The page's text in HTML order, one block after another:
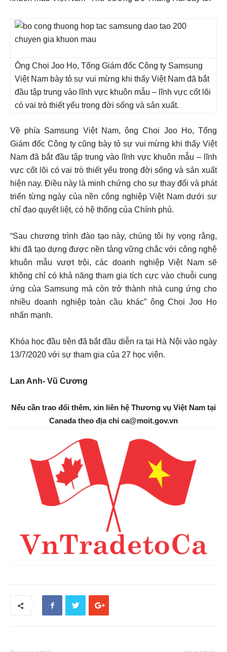
Ông Choi Joo Ho, Tổng Giám đốc Công ty Samsung
Việt Nam bày tỏ sự vui mừng khi thấy Việt Nam đã bắt
đầu tập trung vào lĩnh vực khuôn mẫu – lĩnh vực cốt lõi
có vai trò thiết yếu trong đời sống và sản xuất.
Về phía Samsung Việt Nam, ông Choi Joo Ho, Tổng
Giám đốc Công ty cũng bày tỏ sự vui mừng khi thấy Việt
Nam đã bắt đầu tập trung vào lĩnh vực khuôn mẫu – lĩnh
vực cốt lõi có vai trò thiết yếu trong đời sống và sản xuất
hiện nay. Điều này là minh chứng cho sự thay đổi và phát
triển từng ngày của nền công nghiệp Việt Nam dưới sự
chỉ đạo quyết liệt, có hệ thống của Chính phủ.
“Sau chương trình đào tạo này, chúng tôi hy vọng rằng,
khi đã tạo dựng được nền tảng vững chắc với công nghệ
khuôn mẫu vượt trội, các doanh nghiệp Việt Nam sẽ
không chỉ có khả năng tham gia tích cực vào chuỗi cung
ứng của Samsung mà còn trở thành nhà cung ứng cho
nhiều doanh nghiệp toàn cầu khác” ông Choi Joo Ho
nhấn mạnh.
Khóa học đầu tiên đã bắt đầu diễn ra tại Hà Nội vào ngày
13/7/2020 với sự tham gia của 27 học viên.
Lan Anh- Vũ Cương
Nếu cần trao đổi thêm, xin liên hệ Thương vụ Việt Nam tại
Canada theo địa chỉ ca@moit.gov.vn